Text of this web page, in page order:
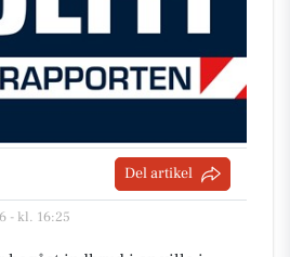
Del artikel
- kl. 16:25